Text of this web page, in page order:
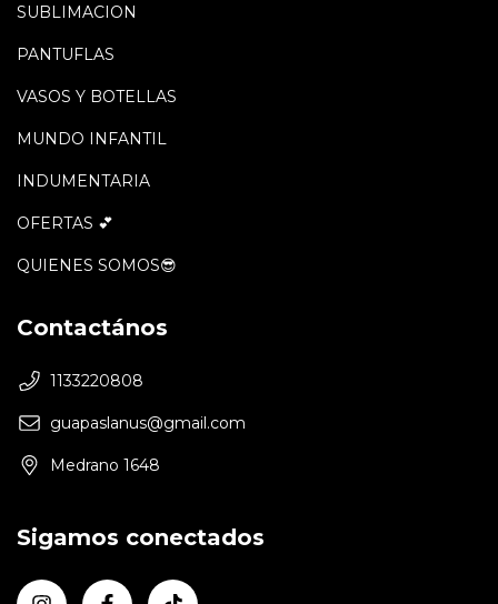
SUBLIMACION
PANTUFLAS
VASOS Y BOTELLAS
MUNDO INFANTIL
INDUMENTARIA
OFERTAS 💕
QUIENES SOMOS😎
Contactános
1133220808
guapaslanus@gmail.com
Medrano 1648
Sigamos conectados